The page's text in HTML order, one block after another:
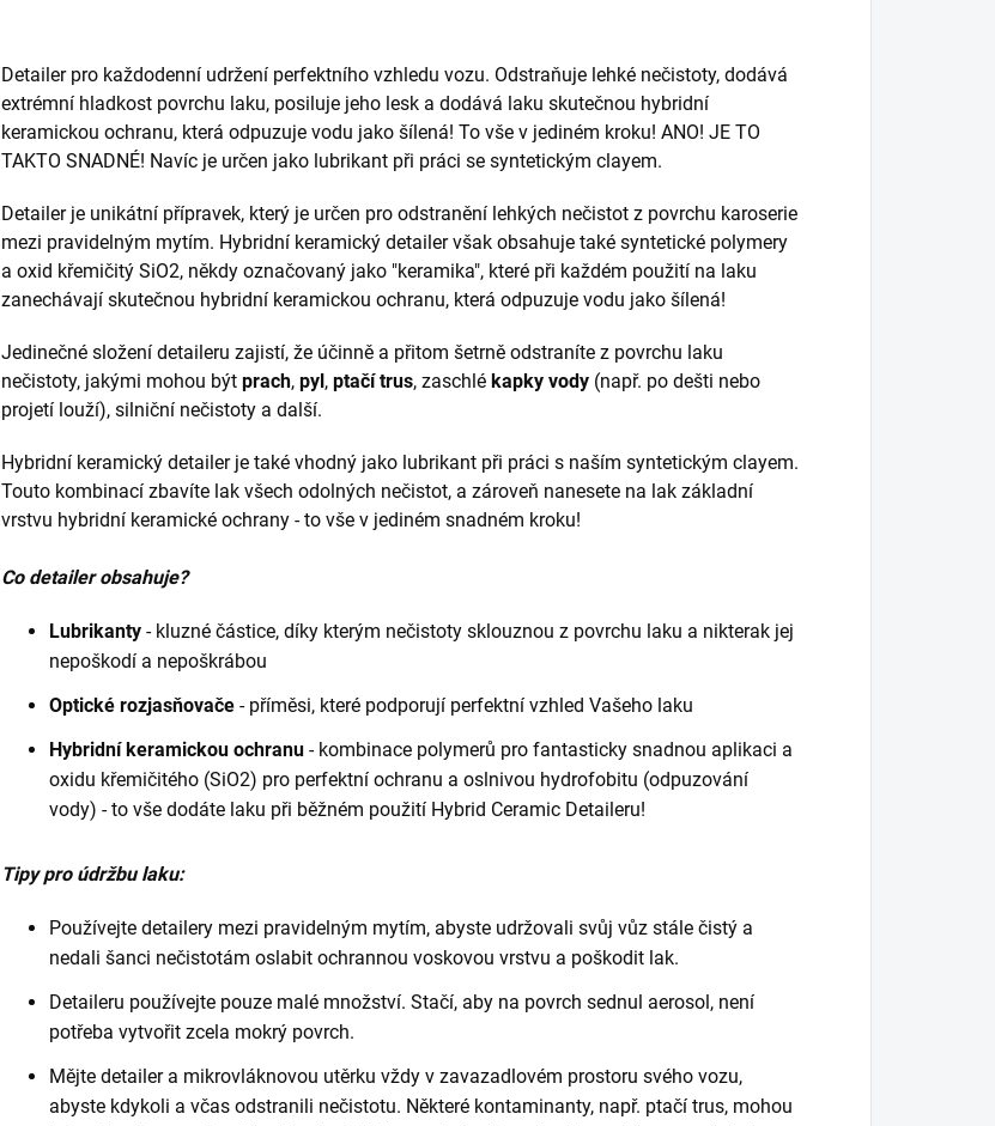
Detailer pro každodenní udržení perfektního vzhledu vozu. Odstraňuje lehké nečistoty, dodává
extrémní hladkost povrchu laku, posiluje jeho lesk a dodává laku skutečnou hybridní
keramickou ochranu, která odpuzuje vodu jako šílená! To vše v jediném kroku! ANO! JE TO
TAKTO SNADNÉ! Navíc je určen jako lubrikant při práci se syntetickým clayem.
Detailer je unikátní přípravek, který je určen pro odstranění lehkých nečistot z povrchu karoserie
mezi pravidelným mytím. Hybridní keramický detailer však obsahuje také syntetické polymery
a oxid křemičitý SiO2, někdy označovaný jako "keramika", které při každém použití na laku
zanechávají skutečnou hybridní keramickou ochranu, která odpuzuje vodu jako šílená!
Jedinečné složení detaileru zajistí, že účinně a přitom šetrně odstraníte z povrchu laku
nečistoty, jakými mohou být prach, pyl, ptačí trus, zaschlé kapky vody (např. po dešti nebo
projetí louží), silniční nečistoty a další.
Hybridní keramický detailer je také vhodný jako lubrikant při práci s naším syntetickým clayem.
Touto kombinací zbavíte lak všech odolných nečistot, a zároveň nanesete na lak základní
vrstvu hybridní keramické ochrany - to vše v jediném snadném kroku!
Co detailer obsahuje?
Lubrikanty - kluzné částice, díky kterým nečistoty sklouznou z povrchu laku a nikterak jej
nepoškodí a nepoškrábou
Optické rozjasňovače - příměsi, které podporují perfektní vzhled Vašeho laku
Hybridní keramickou ochranu - kombinace polymerů pro fantasticky snadnou aplikaci a
oxidu křemičitého (SiO2) pro perfektní ochranu a oslnivou hydrofobitu (odpuzování
vody) - to vše dodáte laku při běžném použití Hybrid Ceramic Detaileru!
Tipy pro údržbu laku:
Používejte detailery mezi pravidelným mytím, abyste udržovali svůj vůz stále čistý a
nedali šanci nečistotám oslabit ochrannou voskovou vrstvu a poškodit lak.
Detaileru používejte pouze malé množství. Stačí, aby na povrch sednul aerosol, není
potřeba vytvořit zcela mokrý povrch.
Mějte detailer a mikrovláknovou utěrku vždy v zavazadlovém prostoru svého vozu,
abyste kdykoli a včas odstranili nečistotu. Některé kontaminanty, např. ptačí trus, mohou